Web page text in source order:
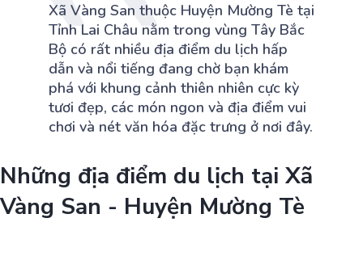
Xã Vàng San thuộc Huyện Mường Tè tại
Tỉnh Lai Châu nằm trong vùng Tây Bắc
Bộ có rất nhiều địa điểm du lịch hấp
dẫn và nổi tiếng đang chờ bạn khám
phá với khung cảnh thiên nhiên cực kỳ
tươi đẹp, các món ngon và địa điểm vui
chơi và nét văn hóa đặc trưng ở nơi đây.
Những địa điểm du lịch tại Xã
Vàng San - Huyện Mường Tè